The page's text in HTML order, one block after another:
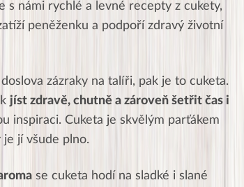
s námi rychlé a levné recepty z cukety,
peněženku a podpoří zdravý životní
zázraky na talíři, pak je to cuketa.
jíst zdravě, chutně a zároveň šetřit čas i
inspiraci. Cuketa je skvělým parťákem
jí všude plno.
se cuketa hodí na sladké i slané
Moc Vám všem děkuji za krásný pátek,
Posílá…